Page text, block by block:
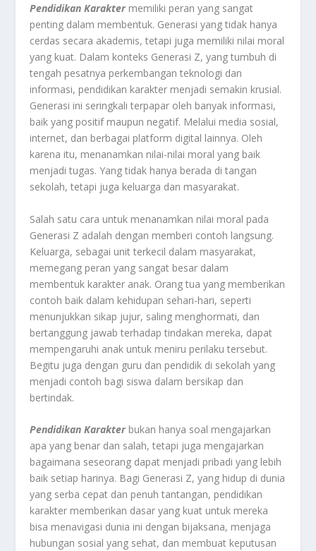
Pendidikan Karaktermemiliki peran yang sangat
penting dalam membentuk. Generasi yang tidak hanya
cerdas secara akademis, tetapi juga memiliki nilai moral
yang kuat. Dalam konteks Generasi Z, yang tumbuh di
tengah pesatnya perkembangan teknologi dan
informasi, pendidikan karakter menjadi semakin krusial.
Generasi ini seringkali terpapar oleh banyak informasi,
baik yang positif maupun negatif. Melalui media sosial,
internet, dan berbagai platform digital lainnya. Oleh
karena itu, menanamkan nilai-nilai moral yang baik
menjadi tugas. Yang tidak hanya berada di tangan
sekolah, tetapi juga keluarga dan masyarakat.
Salah satu cara untuk menanamkan nilai moral pada
Generasi Z adalah dengan memberi contoh langsung.
Keluarga, sebagai unit terkecil dalam masyarakat,
memegang peran yang sangat besar dalam
membentuk karakter anak. Orang tua yang memberikan
contoh baik dalam kehidupan sehari-hari, seperti
menunjukkan sikap jujur, saling menghormati, dan
bertanggung jawab terhadap tindakan mereka, dapat
mempengaruhi anak untuk meniru perilaku tersebut.
Begitu juga dengan guru dan pendidik di sekolah yang
menjadi contoh bagi siswa dalam bersikap dan
bertindak.
Pendidikan Karakterbukan hanya soal mengajarkan
apa yang benar dan salah, tetapi juga mengajarkan
bagaimana seseorang dapat menjadi pribadi yang lebih
baik setiap harinya. Bagi Generasi Z, yang hidup di dunia
yang serba cepat dan penuh tantangan, pendidikan
karakter memberikan dasar yang kuat untuk mereka
bisa menavigasi dunia ini dengan bijaksana, menjaga
hubungan sosial yang sehat, dan membuat keputusan